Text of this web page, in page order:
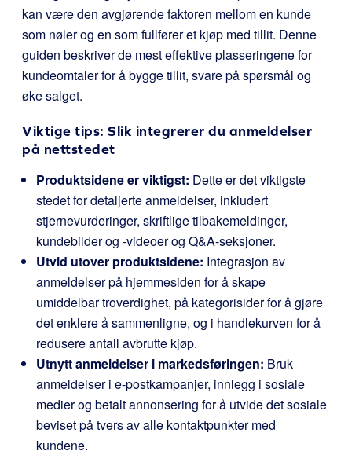
kan være den avgjørende faktoren mellom en kunde
som nøler og en som fullfører et kjøp med tillit. Denne
guiden beskriver de mest effektive plasseringene for
kundeomtaler for å bygge tillit, svare på spørsmål og
øke salget.
Viktige tips: Slik integrerer du anmeldelser
på nettstedet
Produktsidene er viktigst: Dette er det viktigste
stedet for detaljerte anmeldelser, inkludert
stjernevurderinger, skriftlige tilbakemeldinger,
kundebilder og -videoer og Q&A-seksjoner.
Utvid utover produktsidene: Integrasjon av
anmeldelser på hjemmesiden for å skape
umiddelbar troverdighet, på kategorisider for å gjøre
det enklere å sammenligne, og i handlekurven for å
redusere antall avbrutte kjøp.
Utnytt anmeldelser i markedsføringen: Bruk
anmeldelser i e-postkampanjer, innlegg i sosiale
medier og betalt annonsering for å utvide det sosiale
beviset på tvers av alle kontaktpunkter med
kundene.